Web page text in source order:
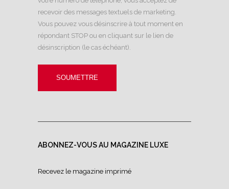
recevoir des messages textuels de marketing.
Vous pouvez vous désinscrire à tout moment en
répondant STOP ou en cliquant sur le lien de
désinscription (le cas échéant).
ABONNEZ-VOUS AU MAGAZINE LUXE
Recevez le magazine imprimé